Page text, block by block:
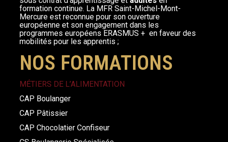
formation continue. La MFR Saint-Michel-Mont-
Mercure est reconnue pour son ouverture
européenne et son engagement dans les
programmes européens ERASMUS + en faveur des
mobilités pour les apprentis ;
NOS FORMATIONS
MÉTIERS DE L’ALIMENTATION
CAP Boulanger
CAP Pâtissier
CAP Chocolatier Confiseur